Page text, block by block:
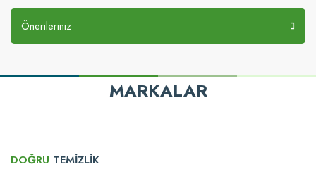
Önerileriniz
MARKALAR
DOĞRU TEMİZLİK